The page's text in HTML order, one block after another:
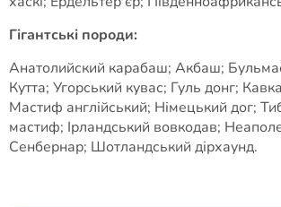
Гігантські породи:
Анатолийский карабаш; Акбаш;
Кутта; Угорський кувас; Гуль донг;
Мастиф англійський; Німецький дог;
мастиф; Ірландський вовкодав;
Сенбернар; Шотландський дірхаунд.